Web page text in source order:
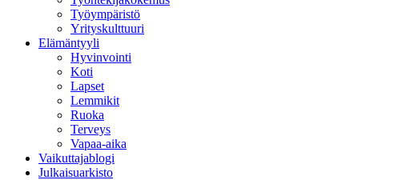
Työympäristö
Yrityskulttuuri
Elämäntyyli
Hyvinvointi
Koti
Lapset
Lemmikit
Ruoka
Terveys
Vapaa-aika
Vaikuttajablogi
Julkaisuarkisto